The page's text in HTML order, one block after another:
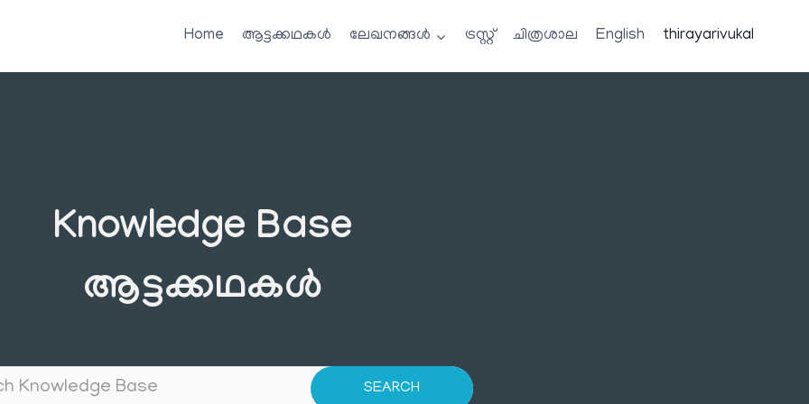
Home ആട്ടക്കഥകൾ ലേഖനങ്ങൾ ട്രസ്റ്റ് ചിത്രശാല English thirayarivukal
Knowledge Base
ആട്ടക്കഥകൾ